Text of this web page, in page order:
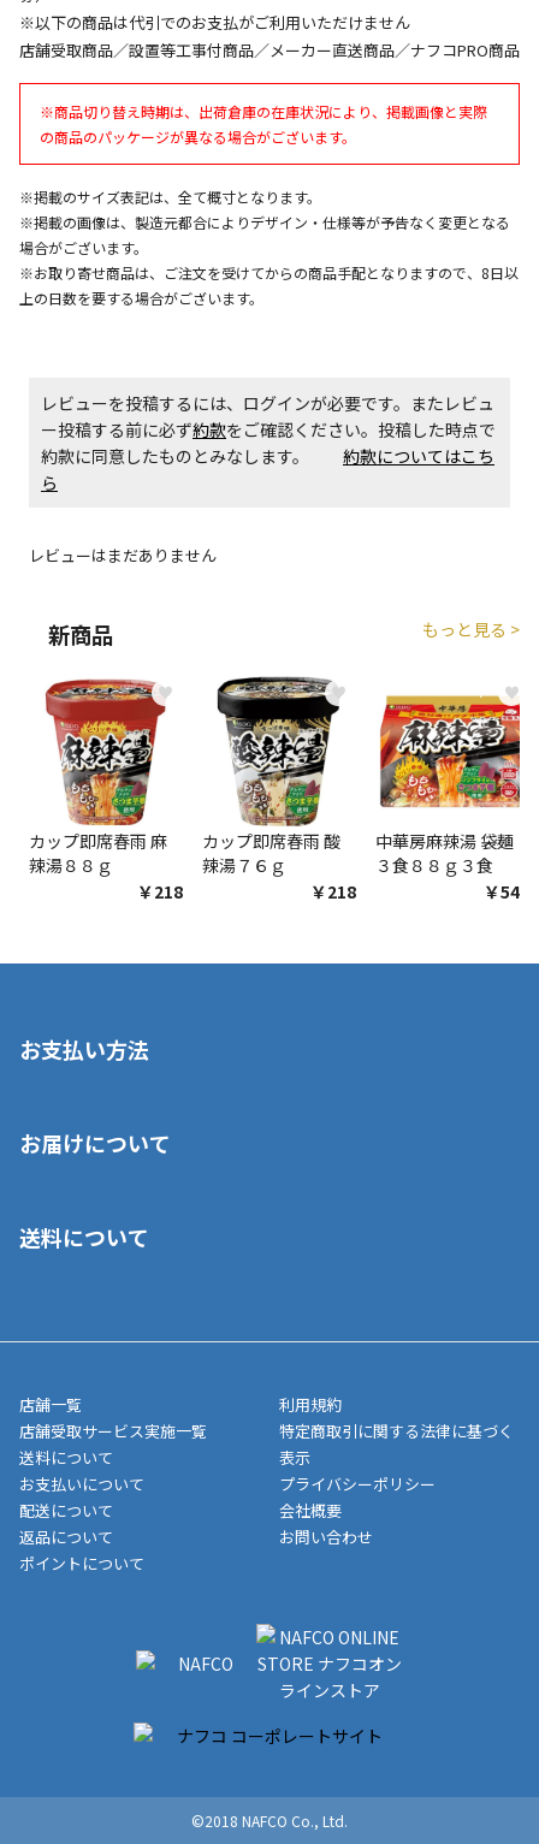
お見積商品です。金額・施工日はお打ち合わせの上、
決定となります。
お見積商品です。金額・施工日はお打ち合わせの上、
決定となります。
エアコンの取付工事が必要な商品です。別途費用が発
生する場合がございます。
※以下の商品は代引でのお支払がご利用いただけません
店舗受取商品／設置等工事付商品／メーカー直送商品／ナフコPRO商品
※商品切り替え時期は、出荷倉庫の在庫状況により、掲載画像と実際
の商品のパッケージが異なる場合がございます。
※掲載のサイズ表記は、全て概寸となります。
※掲載の画像は、製造元都合によりデザイン・仕様等が予告なく変更となる
場合がございます。
※お取り寄せ商品は、ご注文を受けてからの商品手配となりますので、8日以
上の日数を要する場合がございます。
レビューを投稿するには、ログインが必要です。またレビュ
ー投稿する前に必ず約款をご確認ください。投稿した時点で
約款に同意したものとみなします。 約款についてはこち
ら
レビューはまだありません
新商品 もっと見る >
♥
カップ即席春雨 麻
辣湯８８ｇ
￥218
♥
カップ即席春雨 酸
辣湯７６ｇ
￥218
♥
中華房麻辣湯 袋麺
３食８８ｇ３食
￥548
お支払い方法
いいただくことはできません。ご了承ください。
■代金引換(代引)※手数料がかかります
■商品によっては一部決済方法が使用できない場合がございま
す。
お届けについて
ご注文が確認出来次第、1～4営業日に発送いたします。「お取り
業日にてお引渡しとなります。(離島などの場合、例外もあります)
メーカー直送品など一部商品については、その他商品との購入に
制限がかかる場合がございます。また発送日についても、通常と
異なる場合がございます。対象商品の説明ページをご確認くださ
い。
■店舗受取をご選択いただいた場合
ご注文が確認出来次第、お受取される店舗在庫を使用してご準備
をさせていただきます。店舗に在庫がない場合は店舗よりお取り
いただく場合がございます。店舗準備でのお渡しとなる為、商品
のみの受け渡しとなります。（箱や納品書は付属しておりませ
ん）店舗で準備が出来次第、メールにてご連絡させていただきま
送料について
店舗一覧
店舗受取サービス実施一覧
送料について
お支払いについて
配送について
返品について
ポイントについて
利用規約
特定商取引に関する法律に基づく
表示
プライバシーポリシー
会社概要
お問い合わせ
©2018 NAFCO Co., Ltd.